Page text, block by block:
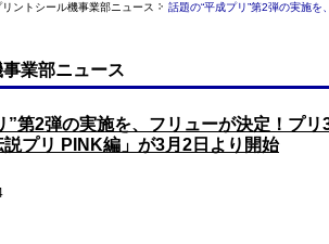
リントシール機事業部ニュース 話題の“平成プリ”第2弾の実施
業部ニュース
”第2弾の実施を、フリューが決定！プ
プリ PINK編」が3月2日より開始